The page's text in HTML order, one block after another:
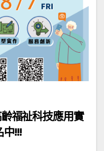
福祉科技應用實
中!!!